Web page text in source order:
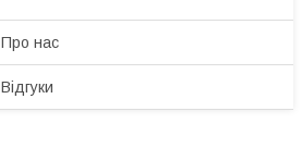
Про нас
Відгуки